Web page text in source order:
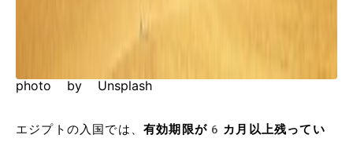
photo by Unsplash
エジプトの入国では、 有効期限が6カ月以上残ってい